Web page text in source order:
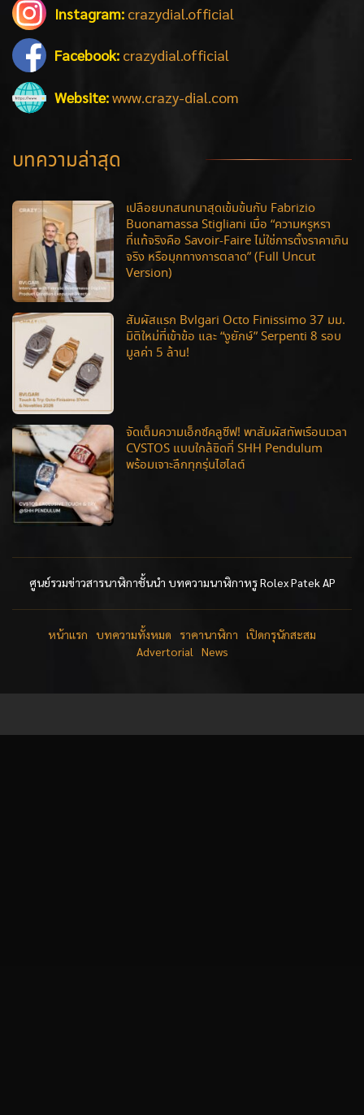
Instagram: crazydial.official
Facebook: crazydial.official
Website:www.crazy-dial.com
บทความล่าสุด
เปลือยบทสนทนาสุดเข้มข้นกับ Fabrizio
Buonamassa Stigliani เมื่อ “ความหรูหรา
ที่แท้จริงคือ Savoir-Faire ไม่ใช่การตั้งราคาเกิน
จริง หรือมุกทางการตลาด” (Full Uncut
Version)
สัมผัสแรก Bvlgari Octo Finissimo 37 มม.
มิติใหม่ที่เข้าข้อ และ “งูยักษ์” Serpenti 8 รอบ
มูลค่า 5 ล้าน!
จัดเต็มความเอ็กซ์คลูซีฟ! พาสัมผัสทัพเรือนเวลา
CVSTOS แบบใกล้ชิดที่ SHH Pendulum
พร้อมเจาะลึกทุกรุ่นไฮไลต์
ศูนย์รวมข่าวสารนาฬิกาชั้นนำ บทความนาฬิกาหรู Rolex Patek AP
หน้าแรก บทความทั้งหมด ราคานาฬิกา
เปิดกรุนักสะสม
Advertorial
News